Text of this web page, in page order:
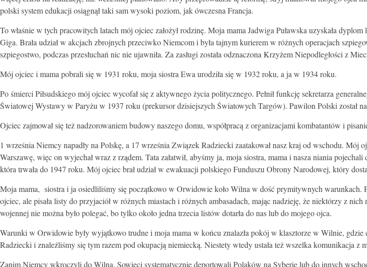
polski system edukacji osiągnął taki sam wysoki poziom, jak ówczesna Francja.
To właśnie w tych pracowitych latach mój ojciec założył rodzinę. Moja mama Jadwiga Puławska uzyskała
Giga. Brała udział w akcjach zbrojnych przeciwko Niemcom i była tajnym kurierem w różnych operacjach
szpiegostwo, podczas przesłuchań nic nie ujawniła. Za zasługi została odznaczona Krzyżem Niepodległości z
Mój ojciec i mama pobrali się w 1931 roku, moja siostra Ewa urodziła się w 1932 roku, a ja w 1934 roku.
Po śmierci Piłsudskiego mój ojciec wycofał się z aktywnego życia politycznego. Pełnił funkcję sekretarza
Światowej Wystawy w Paryżu w 1937 roku (prekursor dzisiejszych Światowych Targów). Pawilon Polski został
Ojciec zajmował się też nadzorowaniem budowy naszego domu, współpracą z organizacjami kombatantów i
1 września Niemcy napadły na Polskę, a 17 września Związek Radziecki zaatakował nasz kraj od wschodu. Mój
Warszawę, więc on wyjechał wraz z rządem. Tata załatwił, abyśmy ja, moja siostra, mama i nasza niania
która trwała do 1947 roku. Mój ojciec brał udział w ewakuacji polskiego Funduszu Obrony Narodowej, który
Moja mama, siostra i ja osiedliliśmy się początkowo w Orwidowie koło Wilna w dość prymitywnych warunkach.
ojciec, ale pisała listy do przyjaciół w różnych miastach i różnych ambasadach, mając nadzieję, że niektórzy z
wojennej nie można było polegać, bo tylko około jedna trzecia listów dotarła do nas lub do mojego ojca.
Warunki w Orwidowie były wyjątkowo trudne i moja mama w końcu znalazła pokój w klasztorze w Wilnie,
Radziecki i znaleźliśmy się tym razem pod okupacją niemiecką. Niestety wtedy ustała też wszelka komunikacja z
Zanim Niemcy wkroczyli do Wilna, Sowieci systematycznie deportowali Polaków na Syberię lub do innych